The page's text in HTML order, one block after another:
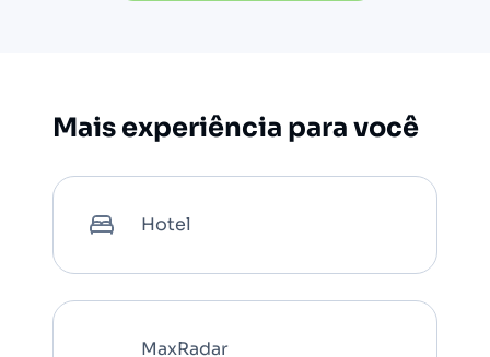
Mais experiência para você
Hotel
MaxRadar